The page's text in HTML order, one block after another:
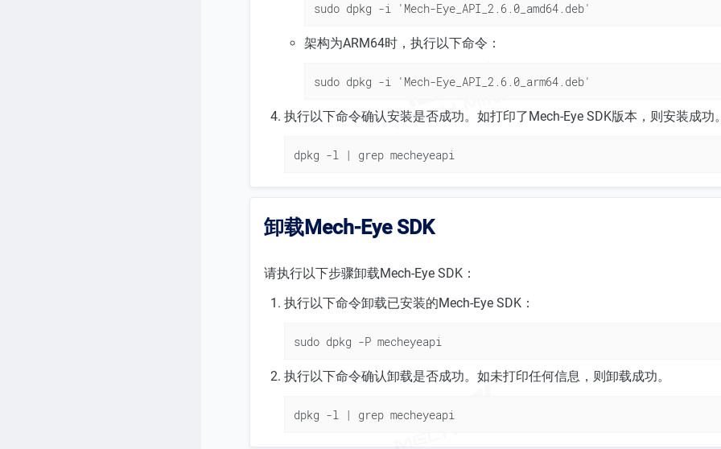
sudo dpkg -i 'Mech-Eye_API_2.6.0_amd64.deb'
架构为ARM64时，执行以下命令：
sudo dpkg -i 'Mech-Eye_API_2.6.0_arm64.deb'
执行以下命令确认安装是否成功。如打印了Mech-Eye SDK版本，则安装成功
dpkg -l | grep mecheyeapi
卸载Mech-Eye SDK
请执行以下步骤卸载Mech-Eye SDK：
执行以下命令卸载已安装的Mech-Eye SDK：
sudo dpkg -P mecheyeapi
执行以下命令确认卸载是否成功。如未打印任何信息，则卸载成功。
dpkg -l | grep mecheyeapi